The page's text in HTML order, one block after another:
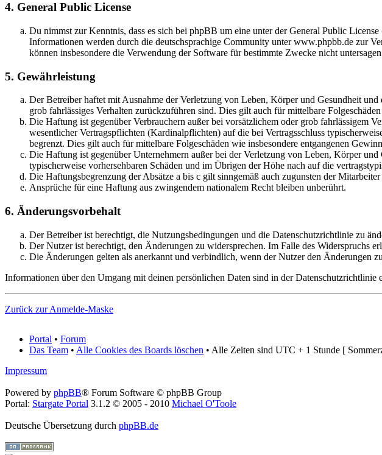
4. General Public License
Du nimmst zur Kenntnis, dass es sich bei phpBB um eine unter der General Public
Informationen werden durch die deutschsprachige Community unter www.phpbb.de zur
können insbesondere die Verwendung der Software für bestimmte Zwecke nicht
5. Gewährleistung
Der Betreiber haftet mit Ausnahme der Verletzung von Leben, Körper und Gesundheit
grob fahrlässiges Verhalten zurückzuführen sind. Dies gilt auch für mittelbare
Die Haftung ist gegenüber Verbrauchern außer bei vorsätzlichem oder grob fahrlässigem
wesentlicher Vertragspflichten (Kardinalpflichten) auf die bei Vertragsschluss
begrenzt. Dies gilt auch für mittelbare Folgeschäden wie insbesondere entgangenen
Die Haftung ist gegenüber Unternehmern außer bei der Verletzung von Leben, Körper
typischerweise vorhersehbaren Schäden und im Übrigen der Höhe nach auf die
Die Haftungsbegrenzung der Absätze a bis c gilt sinngemäß auch zugunsten der
Ansprüche für eine Haftung aus zwingendem nationalem Recht bleiben unberührt.
6. Änderungsvorbehalt
Der Betreiber ist berechtigt, die Nutzungsbedingungen und die Datenschutzrichtlinie zu
Der Nutzer ist berechtigt, den Änderungen zu widersprechen. Im Falle des Widerspruchs
Die Änderungen gelten als anerkannt und verbindlich, wenn der Nutzer den Änderungen
Informationen über den Umgang mit deinen persönlichen Daten sind in der Datenschutzrichtlinie
Zurück zur Anmelde-Maske
Portal • Forum
Das Team • Alle Cookies des Boards löschen • Alle Zeiten sind UTC + 1 Stunde [
Impressum
Powered by phpBB® Forum Software © phpBB Group
Portal: Stargate Portal 3.1.2 © 2005 - 2010 Michael O'Toole
Deutsche Übersetzung durch phpBB.de